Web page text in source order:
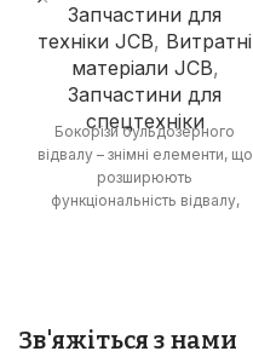
Запчастини для
техніки JCB, Витратні
матеріали JCB,
Запчастини для
спецтехніки
Бокорізи бульдозерного
відвалу – знімні елементи, що
розширюють
функціональність відвалу,
Зв'яжіться з нами